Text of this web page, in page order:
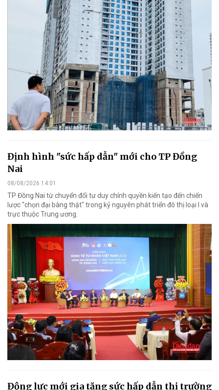
Định hình "sức hấp dẫn" mới cho TP Đồng
Nai
08/08/2026 14:01
TP Đồng Nai từ chuyển đổi tư duy chính quyền kiến tạo đến chiến
lược "chọn đại bàng thật" trong kỷ nguyên phát triển đô thị loại I và
trực thuộc Trung ương.
Động lực mới gia tăng sức hấp dẫn thị trường